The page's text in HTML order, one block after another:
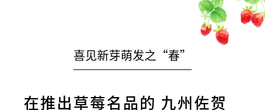
喜见新芽萌发之“春”
在推出草莓名品的 九州佐贺